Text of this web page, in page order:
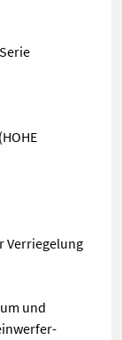
Verriegelung
und